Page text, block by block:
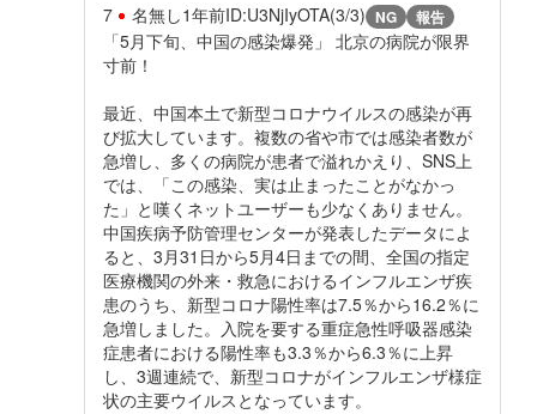
7 名無し1年前ID:U3NjIyOTA(3/3) NG 報告
「5月下旬、中国の感染爆発」 北京の病院が限界
寸前！
最近、中国本土で新型コロナウイルスの感染が再
び拡大しています。複数の省や市では感染者数が
急増し、多くの病院が患者で溢れかえり、SNS上
では、「この感染、実は止まったことがなかっ
た」と嘆くネットユーザーも少なくありません。
中国疾病予防管理センターが発表したデータによ
ると、3月31日から5月4日までの間、全国の指定
医療機関の外来・救急におけるインフルエンザ疾
患のうち、新型コロナ陽性率は7.5％から16.2％に
急増しました。入院を要する重症急性呼吸器感染
症患者における陽性率も3.3％から6.3％に上昇
し、3週連続で、新型コロナがインフルエンザ様症
状の主要ウイルスとなっています。